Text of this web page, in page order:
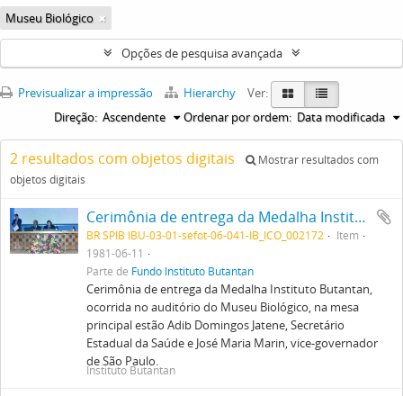
Museu Biológico
Opções de pesquisa avançada
Previsualizar a impressão Hierarchy
Ver:
Ordenar por ordem: Data modificada
Direção: Ascendente
2 resultados com objetos digitais
Mostrar resultados com
objetos digitais
Cerimônia de entrega da Medalha Instituto Butantan, ocorrida no auditório do Museu Biológico, na mesa principal estão Adib Domingos Jatene, Secretário Estadual da Saúde e José Maria Marin, vice-governador de São Paulo.
BR SPIB IBU-03-01-sefot-06-041-IB_ICO_002172
Item
1981-06-11
Parte de Fundo Instituto Butantan
Cerimônia de entrega da Medalha Instituto Butantan,
ocorrida no auditório do Museu Biológico, na mesa
principal estão Adib Domingos Jatene, Secretário
Estadual da Saúde e José Maria Marin, vice-governador
de São Paulo.
Instituto Butantan